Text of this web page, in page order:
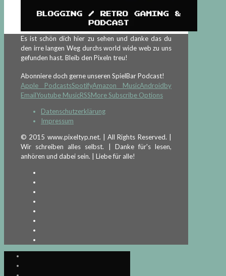
Es ist schön dich hier zu sehen und danke das du
den irre langen Weg durchs world wide web zu uns
gefunden hast. Bleib den Pixeln treu!
Abonniere doch gerne unseren SpielBar Podcast!
Apple PodcastsSpotifyAmazon MusicAndroidby
EmailYoutube MusicRSSMore Subscribe Options
Datenschutzerklärung
Impressum
© 2015 www.pixeltyp.net. | All Rights Reserved. |
Wir schreiben alles selbst. | Danke für's lesen,
anhören und dabei sein. | Liebe für alle!